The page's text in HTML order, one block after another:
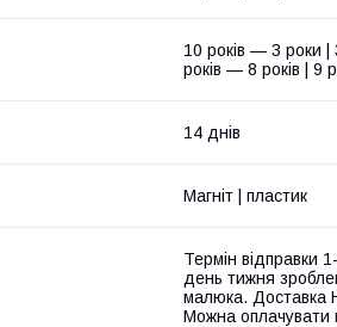
10 років — 3 роки |
років — 8 років | 9
14 днів
Магніт | пластик
Термін відправки
день тижня
малюка. Доставка
Можна оплачувати